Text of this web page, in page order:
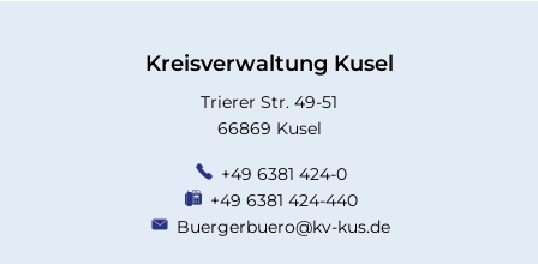
Kreisverwaltung Kusel
Trierer Str. 49-51
66869 Kusel
+49 6381 424-0
+49 6381 424-440
Buergerbuero@kv-kus.de